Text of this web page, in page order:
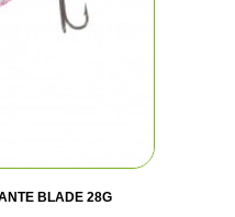
BLADE 28G